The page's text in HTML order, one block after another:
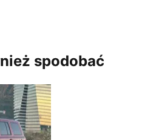
spodobać